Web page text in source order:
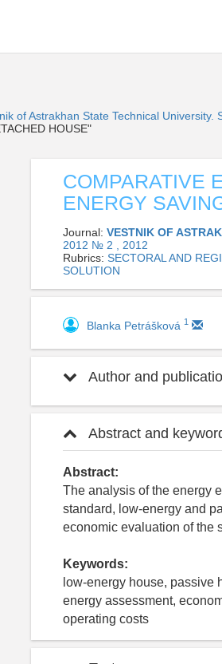
of Astrakhan State Technical University.
HOUSE"
COMPARATIVE
ENERGY
Journal: VESTNIK OF
2012 № 2 , 2012
Rubrics: SECTORAL AND
SOLUTION
Blanka Petrášková 1
Author and
Abstract and
Abstract:
The analysis of the energy
standard, low-energy and
economic evaluation of the
Keywords:
low-energy house, passive
energy assessment,
operating costs